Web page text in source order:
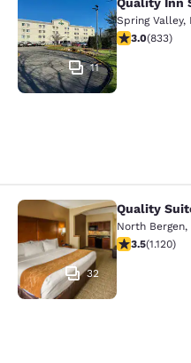
Quality Inn
11
Spring Valley,
classificação
3.0(833)
Quality Suites
32
Quality
North Bergen,
classificação
3.5(1.120)